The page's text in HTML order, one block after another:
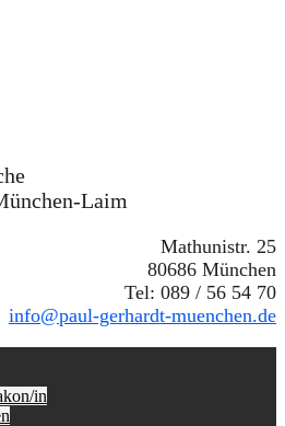
Laim
Mathunistr. 25
80686 München
Tel: 089 / 56 54 70
info@paul-gerhardt-muenchen.de
in